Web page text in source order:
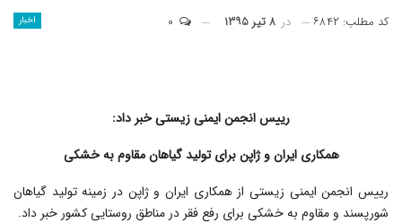
اخبار کد مطلب: ۶۸۴۲ در ۸ تیر ۱۳۹۵
رییس انجمن ایمنی زیستی خبر داد:
همکاری ایران و ژاپن برای تولید گیاهان مقاوم به خشکی
رییس انجمن ایمنی زیستی از همکاری ایران و ژاپن در زمینه تولید گیاهان
شورپسند و مقاوم به خشکی برای رفع فقر در مناطق روستایی کشور خبر داد.